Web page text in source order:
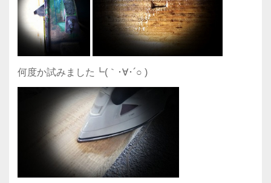
何度か試みました┗(｀･∀･´○ )